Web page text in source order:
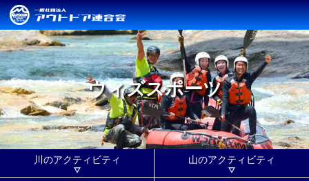
ウィズスポーツ
川のアクティビティ 山のアクティビティ